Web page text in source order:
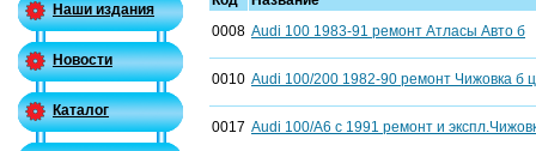
Наши издания
Новости
Каталог
0008 Audi 100 1983-91 ремонт Атласы Авто б
0010 Audi 100/200 1982-90 ремонт Чижовка б
0017 Audi 100/A6 с 1991 ремонт и